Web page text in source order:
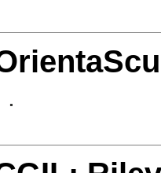
.